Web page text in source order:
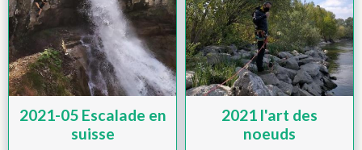
2021-05 Escalade en
suisse
2021 l'art des
noeuds